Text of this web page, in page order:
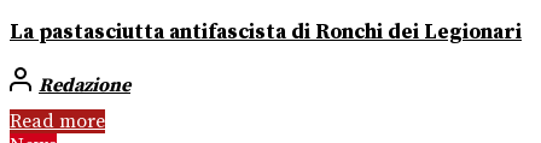
La pastasciutta antifascista di Ronchi dei Legionari
Redazione
Read more